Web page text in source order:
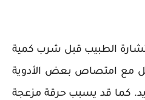
الطبيب قبل شرب كمية
مع امتصاص بعض الأدوية
كما قد يسبب حرقة مزعجة